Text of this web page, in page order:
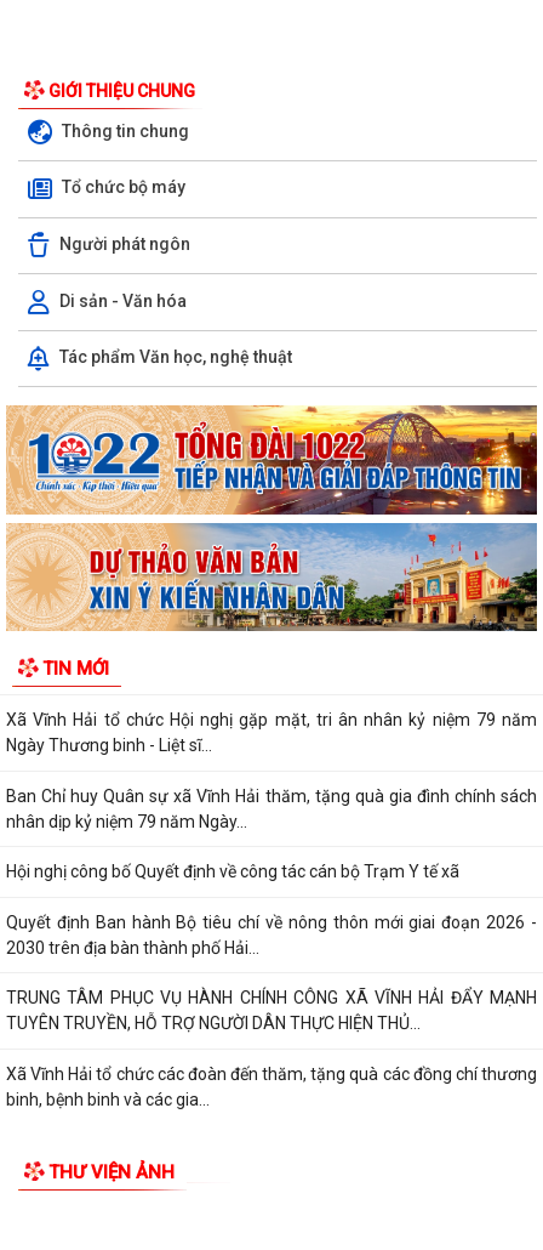
GIỚI THIỆU CHUNG
Thông tin chung
Tổ chức bộ máy
Người phát ngôn
Di sản - Văn hóa
Tác phẩm Văn học, nghệ thuật
TIN MỚI
tuần đầu tháng 8 năm 2026
Xã Vĩnh Hải tổ chức lễ khởi công xây dựng nhà tình nghĩa tặng gia đình
thương binh nhân dịp kỷ...
Hội liên hiệp phụ nữ xã Vĩnh Hải thăm hỏi, tặng quà thân nhân gia đình
chính sách, người có công...
Quyết định về việc phê duyệt phương án tái cấu trúc thủ tục hành
chính lĩnh vực trẻ em thuộc phạm...
sĩ, thương binh, bệnh binh và...
Xã Vĩnh Hải tổ chức Hội nghị gặp mặt, tri ân nhân kỷ niệm 79 năm
Ngày Thương binh - Liệt sĩ...
Ban Chỉ huy Quân sự xã Vĩnh Hải thăm, tặng quà gia đình chính sách
nhân dịp kỷ niệm 79 năm Ngày...
Hội nghị công bố Quyết định về công tác cán bộ Trạm Y tế xã
Quyết định Ban hành Bộ tiêu chí về nông thôn mới giai đoạn 2026 -
2030 trên địa bàn thành phố Hải...
TRUNG TÂM PHỤC VỤ HÀNH CHÍNH CÔNG XÃ VĨNH HẢI ĐẨY MẠNH
TUYÊN TRUYỀN, HỖ TRỢ NGƯỜI DÂN THỰC HIỆN THỦ...
Xã Vĩnh Hải tổ chức các đoàn đến thăm, tặng quà các đồng chí thương
binh, bệnh binh và các gia...
hành, bị bãi bỏ thuộc phạm vi chức...
THƯ VIỆN ẢNH